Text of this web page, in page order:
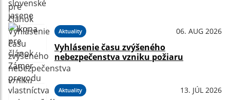
Aktuality 06. AUG 2026
Vyhlásenie času zvýšeného
nebezpečenstva vzniku požiaru
Aktuality 13. JÚL 2026